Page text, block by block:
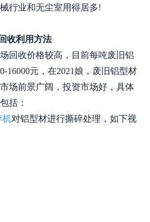
行业和无尘室用得居多!
收利用方法
回收价格较高，目前每吨废旧铝
16000元，在2021娘，废旧铝型材
场前景广阔，投资市场好，具体
括：
机对铝型材进行撕碎处理，如下视